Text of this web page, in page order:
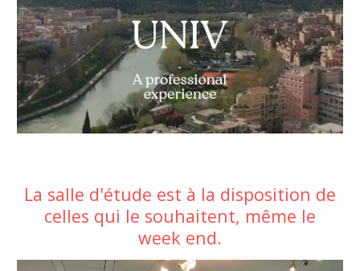
La salle d'étude est à la disposition de
celles qui le souhaitent, même le
week end.